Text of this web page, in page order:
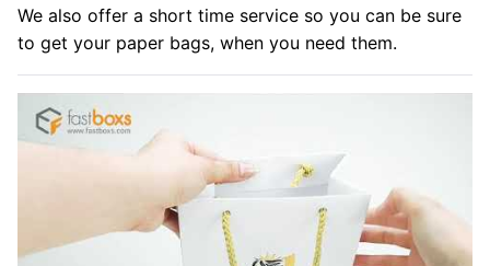
We also offer a short time service so you can be sure
to get your paper bags, when you need them.